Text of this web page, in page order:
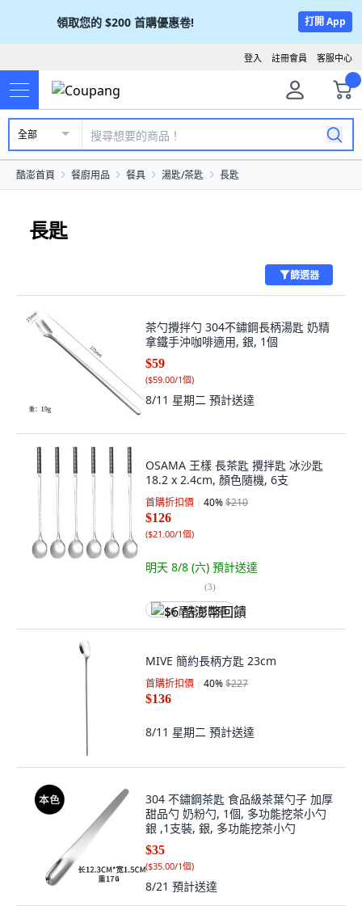
領取您的 $200 首購優惠卷! 打開 App
客服中心
註冊會員
登入
全部
酷澎首頁 餐廚用品 餐具 湯匙/茶匙 長匙
長匙
篩選器
茶勺攪拌勺 304不鏽鋼長柄湯匙 奶精
拿鐵手沖咖啡適用, 銀, 1個
$59
($59.00/1個)
8/11 星期二 預計送達
OSAMA 王樣 長茶匙 攪拌匙 冰沙匙
18.2 x 2.4cm, 顏色隨機, 6支
首購折扣價 40%$210
$126
($21.00/1個)
明天 8/8 (六) 預計送達
(3)
$6 酷澎幣回饋
MIVE 簡約長柄方匙 23cm
首購折扣價 40%$227
$136
8/11 星期二 預計送達
304 不鏽鋼茶匙 食品級茶葉勺子 加厚
甜品勺 奶粉勺, 1個, 多功能挖茶小勺
銀 ,1支裝, 銀, 多功能挖茶小勺
$35
($35.00/1個)
8/21 預計送達